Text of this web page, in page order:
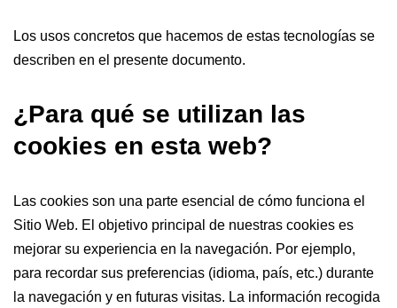
Los usos concretos que hacemos de estas tecnologías se
describen en el presente documento.
¿Para qué se utilizan las
cookies en esta web?
Las cookies son una parte esencial de cómo funciona el
Sitio Web. El objetivo principal de nuestras cookies es
mejorar su experiencia en la navegación. Por ejemplo,
para recordar sus preferencias (idioma, país, etc.) durante
la navegación y en futuras visitas. La información recogida